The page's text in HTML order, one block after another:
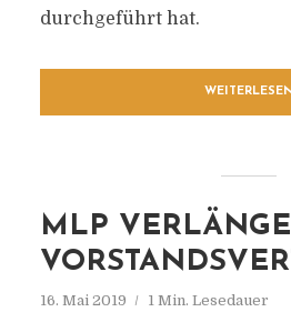
durchgeführt hat.
WEITERLESEN
MLP
16. Mai 2019 1 Min. Lesedauer